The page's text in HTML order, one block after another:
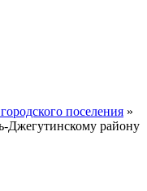
поселения »
Джегутинскому району